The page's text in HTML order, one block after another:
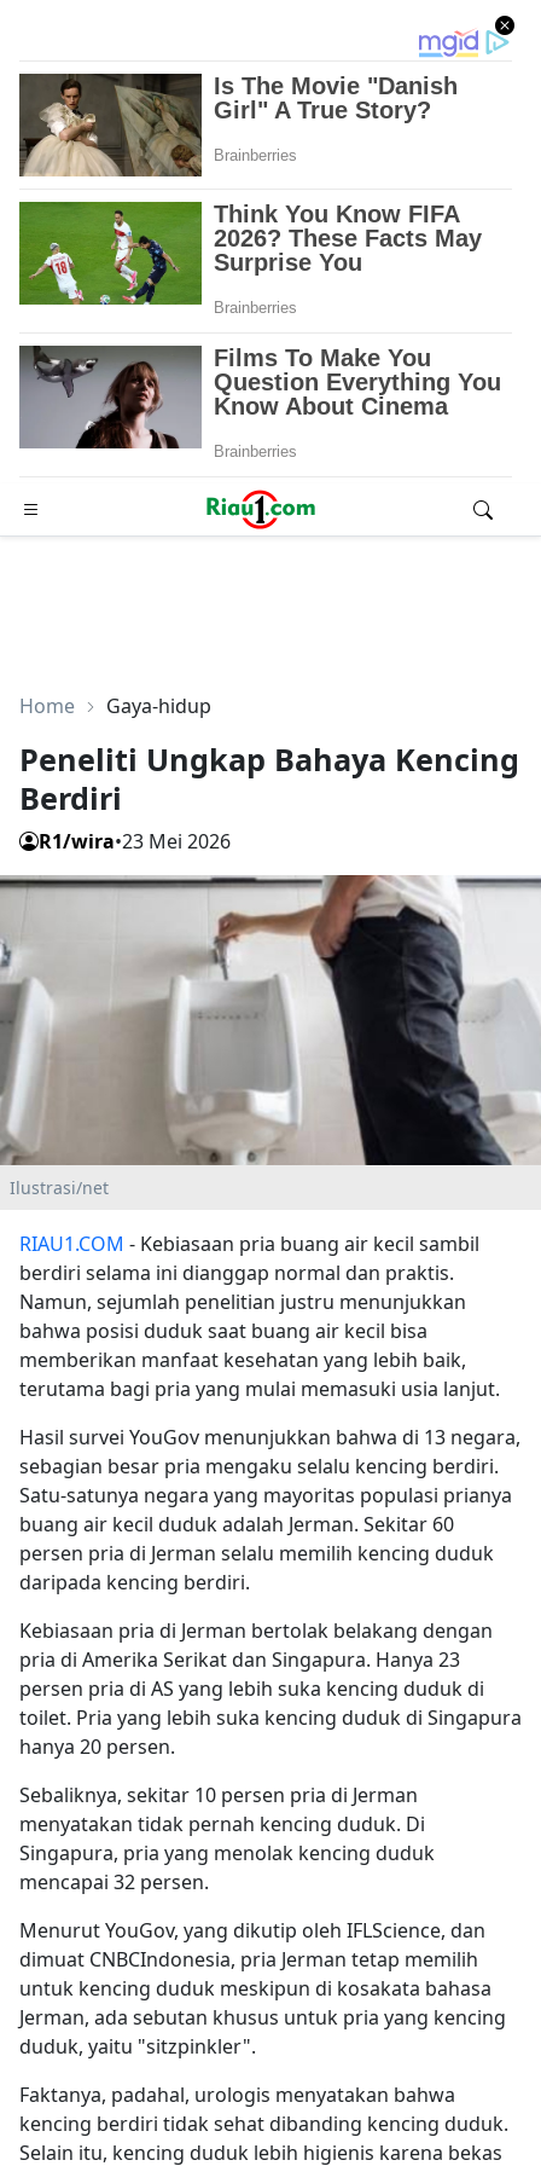
Advertisement
Home Gaya-hidup
Peneliti Ungkap Bahaya Kencing
Berdiri
R1/wira•23 Mei 2026
Ilustrasi/net
RIAU1.COM - Kebiasaan pria buang air kecil sambil
berdiri selama ini dianggap normal dan praktis.
Namun, sejumlah penelitian justru menunjukkan
bahwa posisi duduk saat buang air kecil bisa
memberikan manfaat kesehatan yang lebih baik,
terutama bagi pria yang mulai memasuki usia lanjut.
Hasil survei YouGov menunjukkan bahwa di 13 negara,
sebagian besar pria mengaku selalu kencing berdiri.
Satu-satunya negara yang mayoritas populasi prianya
buang air kecil duduk adalah Jerman. Sekitar 60
persen pria di Jerman selalu memilih kencing duduk
daripada kencing berdiri.
Kebiasaan pria di Jerman bertolak belakang dengan
pria di Amerika Serikat dan Singapura. Hanya 23
persen pria di AS yang lebih suka kencing duduk di
toilet. Pria yang lebih suka kencing duduk di Singapura
hanya 20 persen.
Sebaliknya, sekitar 10 persen pria di Jerman
menyatakan tidak pernah kencing duduk. Di
Singapura, pria yang menolak kencing duduk
mencapai 32 persen.
Menurut YouGov, yang dikutip oleh IFLScience, dan
dimuat CNBCIndonesia, pria Jerman tetap memilih
untuk kencing duduk meskipun di kosakata bahasa
Jerman, ada sebutan khusus untuk pria yang kencing
duduk, yaitu "sitzpinkler".
Faktanya, padahal, urologis menyatakan bahwa
kencing berdiri tidak sehat dibanding kencing duduk.
Selain itu, kencing duduk lebih higienis karena bekas